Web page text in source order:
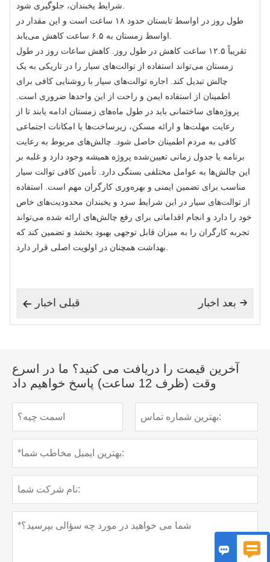
شرایط یخبندان، جلوگیری شود.
طول روز در اواسط تابستان حدود ۱۸ ساعت است و این مقدار در
اواسط زمستان به ۶.۵ ساعت کاهش می‌یابد.
تقریباً ۱۲.۵ ساعت کاهش در طول روز. کاهش ساعات روز در طول
زمستان می‌تواند استفاده از توالت‌های سیار را در تاریکی به یک
چالش تبدیل کند. اجاره توالت‌های سیار با روشنایی کافی برای
اطمینان از استفاده ایمن و راحت از این واحدها ضروری است.
پروژه‌های ساختمانی باید در طول ماه‌های زمستان ادامه یابند تا از
رعایت مهلت‌ها و ارائه مسکن، زیرساخت‌ها یا امکانات اجتماعی
کافی به مردم اطمینان حاصل شود. چالش‌های مربوط به رعایت
برنامه یا جدول زمانی تعیین‌شده پروژه همیشه وجود دارد و غلبه بر
این چالش‌ها به عوامل مختلفی بستگی دارد. تأمین کافی توالت سیار
مناسب برای تضمین ایمنی و بهره‌وری کارگران مهم است. استفاده
از توالت‌های سیار در این شرایط سرد و یخبندان محدودیت‌های خاص
خود را دارد و انجام اقداماتی برای رفع چالش‌های ارائه شده می‌تواند
تجربه کارگران را به میزان قابل توجهی بهبود بخشد و تضمین کند که
بهداشت همچنان در اولویت اصلی قرار دارد.
 قبلی اخبار  بعد اخبار
آخرین قیمت را دریافت می کنید؟ ما در اسرع
وقت (ظرف 12 ساعت) پاسخ خواهیم داد
 